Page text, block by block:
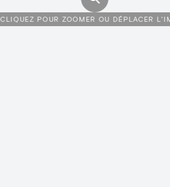
CLIQUEZ POUR ZOOMER OU DÉPLACER